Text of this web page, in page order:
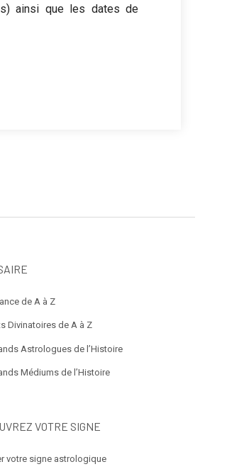
ainsi que les dates de
de A à Z
Divinatoires de A à Z
Astrologues de l’Histoire
Médiums de l’Histoire
VOTRE SIGNE
votre signe astrologique